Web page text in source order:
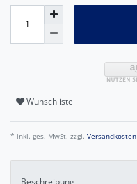
Wunschliste
* inkl. ges. MwSt. zzgl. Versandkosten
Beschreibung